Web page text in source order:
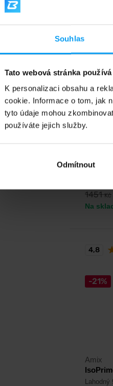
Souhlas
Tato webová stránka
K personalizaci obsahu a
cookie. Informace o tom, jak
tyto údaje mohou
používáte jejich služby.
Odmítnout
Amix
1451Kč
Na
-21%
Amix
4,8